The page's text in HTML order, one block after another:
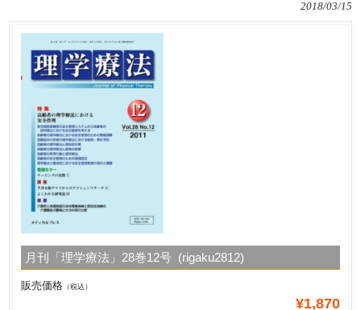
2018/03/15
月刊「理学療法」28巻12号 (rigaku2812)
販売価格 （税込）
¥1,870